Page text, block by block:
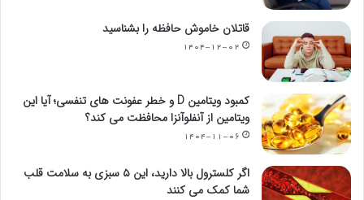
قاتلان خاموش حافظه را بشناسید
۱۴۰۴-۱۲-۰۲
کمبود ویتامین D و خطر عفونت های تنفسی؛ آیا این
ویتامین از آنفلوآنزا محافظت می کند؟
۱۴۰۴-۱۱-۰۶
اگر کلسترول بالا دارید، این ۵ سبزی به سلامت قلب
شما کمک می کنند